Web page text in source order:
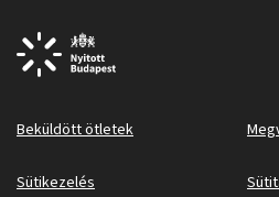
Beküldött ötletek
Sütikezelés